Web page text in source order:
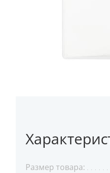
Размер товара: